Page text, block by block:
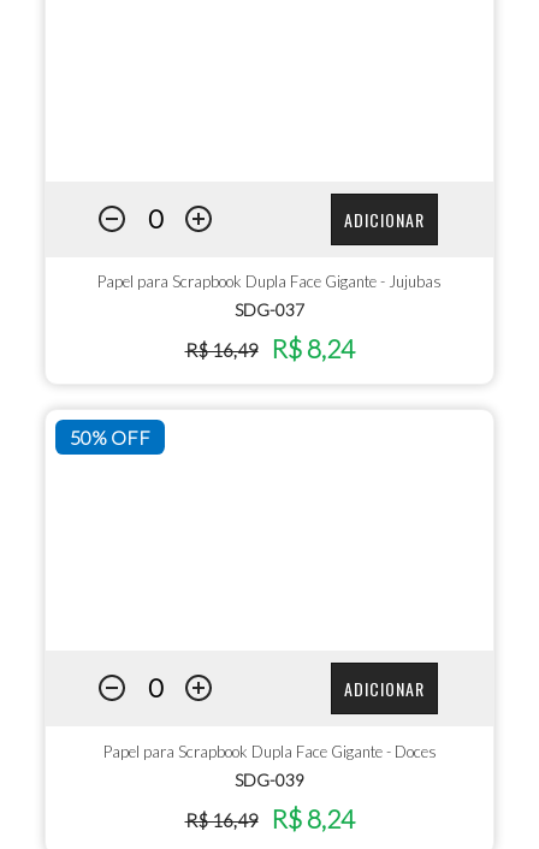
ADICIONAR
Papel para Scrapbook Dupla Face Gigante - Jujubas
SDG-037
R$ 16,49 R$ 8,24
50% OFF
ADICIONAR
Papel para Scrapbook Dupla Face Gigante - Doces
SDG-039
R$ 16,49 R$ 8,24